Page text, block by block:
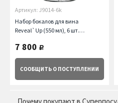
Артикул: J9014-6k
Набор бокалов для вина
Reveal`Up (550 мл), 6 шт.
7 800 руб.
СООБЩИТЬ О ПОСТУПЛЕНИИ